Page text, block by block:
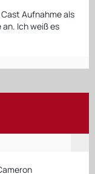
Aufnahme als
Ich weiß es